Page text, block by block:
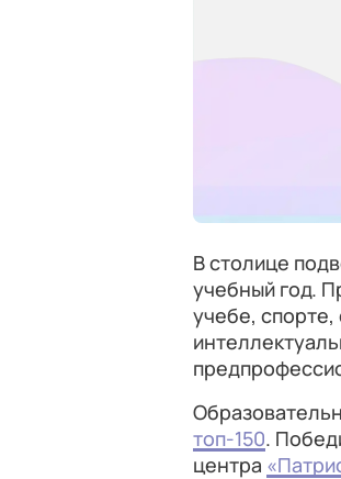
В столице
учебный год.
учебе, спорте,
топ-150.
центра